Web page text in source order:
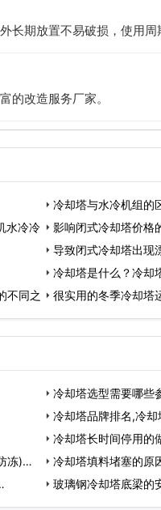
长期放置不易破损，使用周
的改造服务厂家。
冷却塔与水冷机组的
水冷冷
影响闭式冷却塔价格
导致闭式冷却塔出现
冷却塔是什么？冷却
不同之
很实用的冬季冷却塔
冷却塔选型需要哪些
冷却塔品牌排名,冷
冷却塔长时间停用的
冻)…
冷却塔填料堵塞的原
玻璃钢冷却塔底梁的